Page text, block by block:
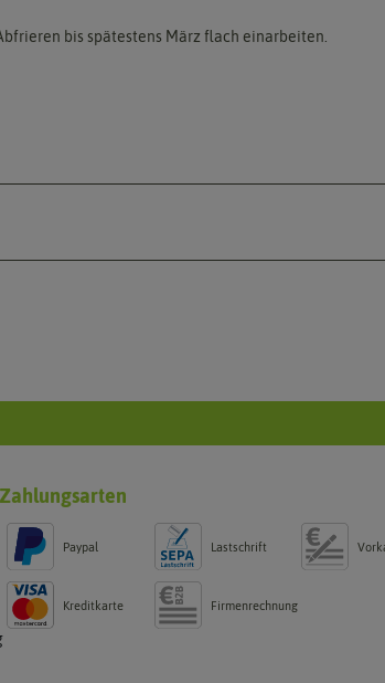
bis spätestens März flach einarbeiten.
Zahlungsarten
Paypal Lastschrift
Kreditkarte Firmenrechnung